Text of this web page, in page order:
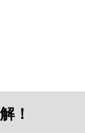
！